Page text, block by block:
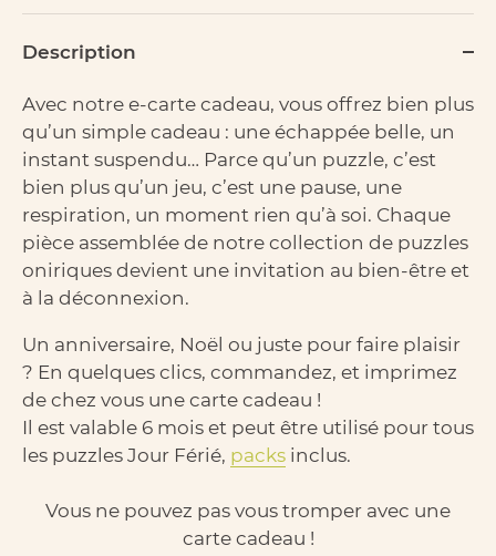
Description
Avec notre e-carte cadeau, vous offrez bien plus
qu’un simple cadeau : une échappée belle, un
instant suspendu… Parce qu’un puzzle, c’est
bien plus qu’un jeu, c’est une pause, une
respiration, un moment rien qu’à soi. Chaque
pièce assemblée de notre collection de puzzles
oniriques devient une invitation au bien-être et
à la déconnexion.
Un anniversaire, Noël ou juste pour faire plaisir
? En quelques clics, commandez, et imprimez
de chez vous une carte cadeau !
Il est valable 6 mois et peut être utilisé pour tous
les puzzles Jour Férié, packs inclus.
Vous ne pouvez pas vous tromper avec une
carte cadeau !